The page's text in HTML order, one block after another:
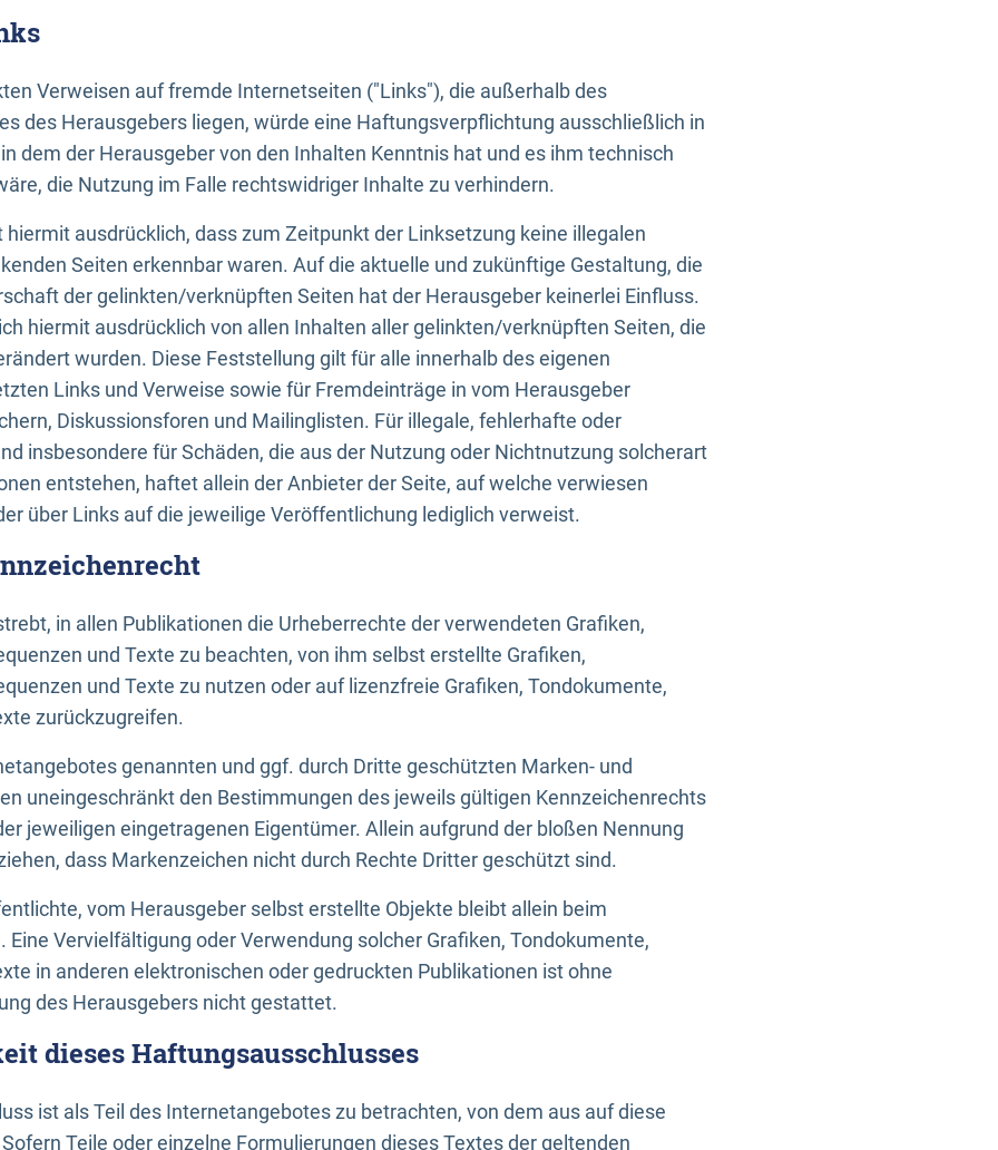
Verweisen auf fremde Internetseiten ("Links"), die außerhalb des
des Herausgebers liegen, würde eine Haftungsverpflichtung ausschließlich in
dem der Herausgeber von den Inhalten Kenntnis hat und es ihm technisch
die Nutzung im Falle rechtswidriger Inhalte zu verhindern.
hiermit ausdrücklich, dass zum Zeitpunkt der Linksetzung keine illegalen
Seiten erkennbar waren. Auf die aktuelle und zukünftige Gestaltung, die
der gelinkten/verknüpften Seiten hat der Herausgeber keinerlei Einfluss.
hiermit ausdrücklich von allen Inhalten aller gelinkten/verknüpften Seiten, die
wurden. Diese Feststellung gilt für alle innerhalb des eigenen
Links und Verweise sowie für Fremdeinträge in vom Herausgeber
Diskussionsforen und Mailinglisten. Für illegale, fehlerhafte oder
insbesondere für Schäden, die aus der Nutzung oder Nichtnutzung solcherart
entstehen, haftet allein der Anbieter der Seite, auf welche verwiesen
über Links auf die jeweilige Veröffentlichung lediglich verweist.
in allen Publikationen die Urheberrechte der verwendeten Grafiken,
und Texte zu beachten, von ihm selbst erstellte Grafiken,
und Texte zu nutzen oder auf lizenzfreie Grafiken, Tondokumente,
zurückzugreifen.
genannten und ggf. durch Dritte geschützten Marken- und
uneingeschränkt den Bestimmungen des jeweils gültigen Kennzeichenrechts
jeweiligen eingetragenen Eigentümer. Allein aufgrund der bloßen Nennung
dass Markenzeichen nicht durch Rechte Dritter geschützt sind.
vom Herausgeber selbst erstellte Objekte bleibt allein beim
Eine Vervielfältigung oder Verwendung solcher Grafiken, Tondokumente,
in anderen elektronischen oder gedruckten Publikationen ist ohne
des Herausgebers nicht gestattet.
dieses Haftungsausschlusses
ist als Teil des Internetangebotes zu betrachten, von dem aus auf diese
Teile oder einzelne Formulierungen dieses Textes der geltenden